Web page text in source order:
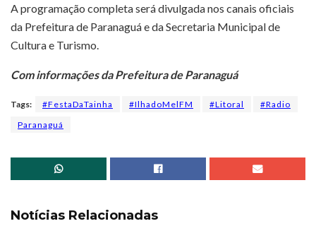
A programação completa será divulgada nos canais oficiais
da Prefeitura de Paranaguá e da Secretaria Municipal de
Cultura e Turismo.
Com informações da Prefeitura de Paranaguá
Tags: #FestaDaTainha #IlhadoMelFM #Litoral
#Radio
Paranaguá
Notícias Relacionadas